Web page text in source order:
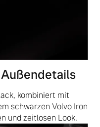
kombiniert mit
schwarzen Volvo Iron
und zeitlosen Look.